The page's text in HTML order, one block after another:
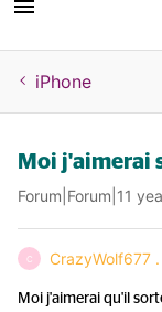
Aide
iPhone
Moi j'aimerai
Forum|Forum|11
C CrazyWolf677 .
Moi j'aimerai qu'il